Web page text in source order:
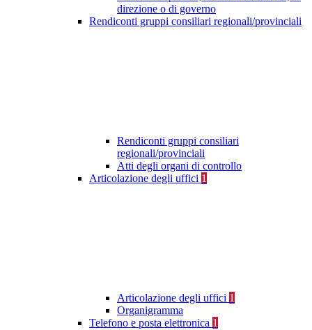
direzione o di governo
Rendiconti gruppi consiliari regionali/provinciali
Rendiconti gruppi consiliari
regionali/provinciali
Atti degli organi di controllo
Articolazione degli uffici 1
Articolazione degli uffici 1
Organigramma
Telefono e posta elettronica 1